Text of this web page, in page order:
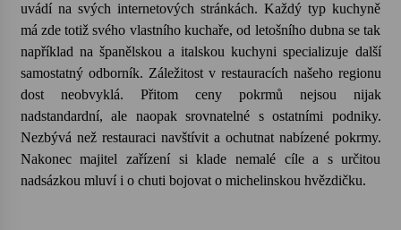
Vysočinka
17. 7. 2026
Ozvěny prázdnin
14. 7. 2026
Za kulturou kousek za Humpolec. V Želivě ožije
uvádí na svých internetových stránkách. Každý typ kuchyně
má zde totiž svého vlastního kuchaře, od letošního dubna se tak
například na španělskou a italskou kuchyni specializuje další
samostatný odborník. Záležitost v restauracích našeho regionu
dost neobvyklá. Přitom ceny pokrmů nejsou nijak
nadstandardní, ale naopak srovnatelné s ostatními podniky.
Nezbývá než restauraci navštívit a ochutnat nabízené pokrmy.
Nakonec majitel zařízení si klade nemalé cíle a s určitou
nadsázkou mluví i o chuti bojovat o michelinskou hvězdičku.